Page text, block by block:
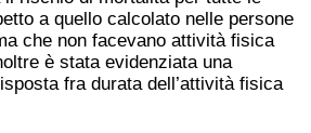
a quello calcolato nelle persone
che non facevano attività fisica
è stata evidenziata una
fra durata dell’attività fisica